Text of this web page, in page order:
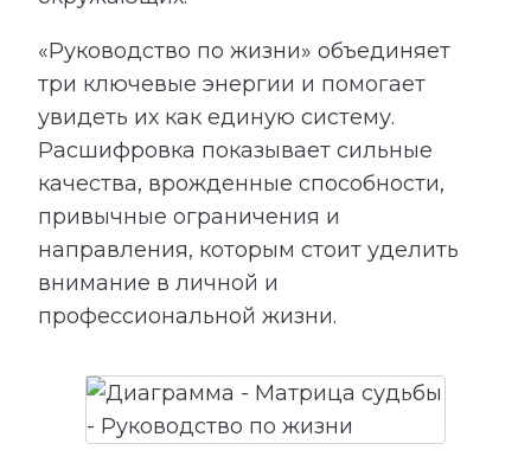
«Руководство по жизни» объединяет
три ключевые энергии и помогает
увидеть их как единую систему.
Расшифровка показывает сильные
качества, врожденные способности,
привычные ограничения и
направления, которым стоит уделить
внимание в личной и
профессиональной жизни.